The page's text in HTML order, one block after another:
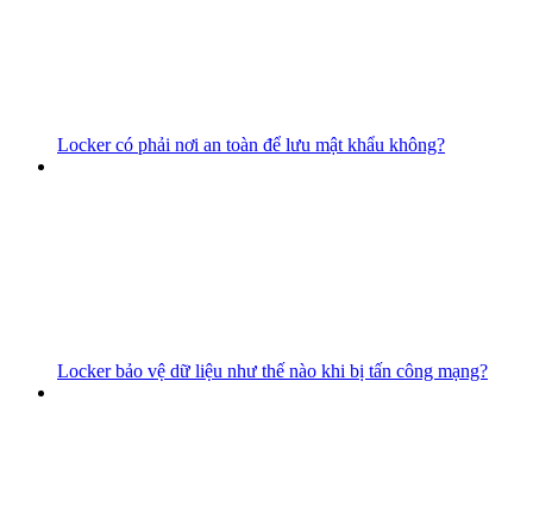
Locker có phải nơi an toàn để lưu mật khẩu không?
Locker bảo vệ dữ liệu như thế nào khi bị tấn công mạng?